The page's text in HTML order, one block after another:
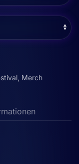
, Merch